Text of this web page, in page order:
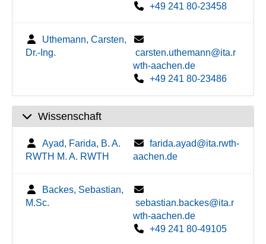
+49 241 80-23458
Uthemann, Carsten,
Dr.-Ing.
carsten.uthemann@ita.r
wth-aachen.de
+49 241 80-23486
Wissenschaft
Ayad, Farida, B. A.
RWTH M. A. RWTH
farida.ayad@ita.rwth-
aachen.de
Backes, Sebastian,
M.Sc.
sebastian.backes@ita.r
wth-aachen.de
+49 241 80-49105